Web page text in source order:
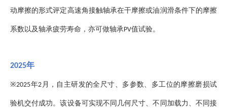
动摩擦的形式评定高速角接触轴承在干摩擦或油润滑条件下的摩擦
系数以及轴承疲劳寿命，亦可做轴承PV值试验。
2025年
※2025年2月，自主研发的全尺寸、多参数、多工位的摩擦磨损试
验机交付成功。该设备可实现不同几何尺寸、不同加载力、不同接